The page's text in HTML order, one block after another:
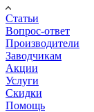
Статьи
Вопрос-ответ
Производители
Заводчикам
Акции
Услуги
Скидки
Помощь